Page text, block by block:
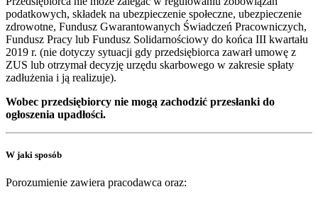
podatkowych, składek na ubezpieczenie społeczne, ubezpieczenie
zdrowotne, Fundusz Gwarantowanych Świadczeń Pracowniczych,
Fundusz Pracy lub Fundusz Solidarnościowy do końca III kwartału
2019 r. (nie dotyczy sytuacji gdy przedsiębiorca zawarł umowę z
ZUS lub otrzymał decyzję urzędu skarbowego w zakresie spłaty
zadłużenia i ją realizuje).
Wobec przedsiębiorcy nie mogą zachodzić przesłanki do
ogłoszenia upadłości.
W jaki sposób
Porozumienie zawiera pracodawca oraz: